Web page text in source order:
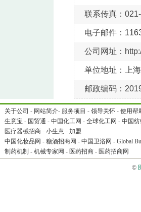
联系传真：
电子邮件：
公司网址：
单位地址：上
邮政编码：
关于公司 - 网站简介- 服务项目 - 领导关怀 - 使用帮
生意宝 - 国贸通 - 中国化工网 - 全球化工网 - 中国
医疗器械招商 - 小生意 - 加盟
中国化妆品网 - 糖酒招商网 - 中国卫浴网 - Global
制药机制 - 机械专家网 - 医药招商 - 医药招商网
©